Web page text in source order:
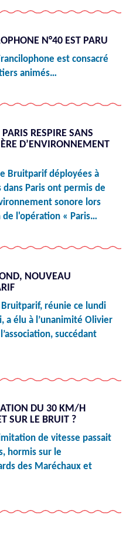
N°40 EST PARU
est consacré
animés…
RESPIRE SANS
D’ENVIRONNEMENT
Bruitparif déployées à
Paris ont permis de
sonore lors
l'opération « Paris…
NOUVEAU
Bruitparif, réunie ce lundi
a élu à l’unanimité Olivier
succédant
DU 30 KM/H
SUR LE BRUIT ?
de vitesse passait
hormis sur le
des Maréchaux et